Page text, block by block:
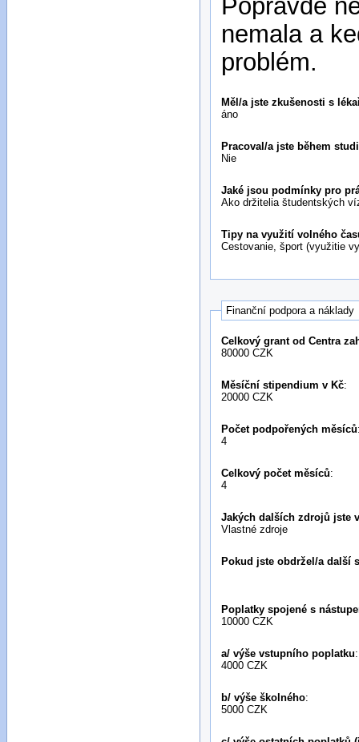
Popravde
nemala a
problém.
Měl/a jste zkušenosti s
áno
Pracoval/a jste během
Nie
Jaké jsou podmínky pro
Ako držitelia študentských
Tipy na využití volného
Cestovanie, šport (využitie
Finanční podpora a náklady
Celkový grant od Centra
80000 CZK
Měsíční stipendium v Kč:
20000 CZK
Počet podpořených měsíců
4
Celkový počet měsíců:
4
Jakých dalších zdrojů jste
Vlastné zdroje
Pokud jste obdržel/a další
Poplatky spojené s
10000 CZK
a/ výše vstupního poplatku:
4000 CZK
b/ výše školného:
5000 CZK